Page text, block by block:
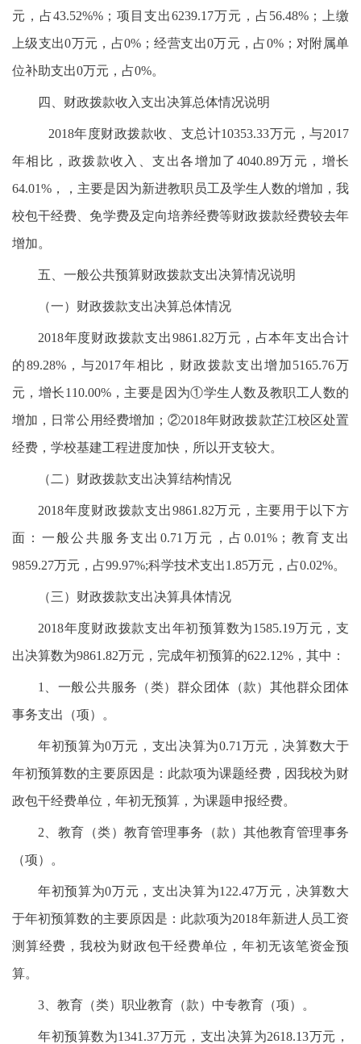
元，占43.52%%；项目支出6239.17万元，占56.48%；上缴
上级支出0万元，占0%；经营支出0万元，占0%；对附属单
位补助支出0万元，占0%。
四、财政拨款收入支出决算总体情况说明
2018年度财政拨款收、支总计10353.33万元，与2017
年相比，政拨款收入、支出各增加了4040.89万元，增长
64.01%，，主要是因为新进教职员工及学生人数的增加，我
校包干经费、免学费及定向培养经费等财政拨款经费较去年
增加。
五、一般公共预算财政拨款支出决算情况说明
（一）财政拨款支出决算总体情况
2018年度财政拨款支出9861.82万元，占本年支出合计
的89.28%，与2017年相比，财政拨款支出增加5165.76万
元，增长110.00%，主要是因为①学生人数及教职工人数的
增加，日常公用经费增加；②2018年财政拨款芷江校区处置
经费，学校基建工程进度加快，所以开支较大。
（二）财政拨款支出决算结构情况
2018年度财政拨款支出9861.82万元，主要用于以下方
面：一般公共服务支出0.71万元，占0.01%；教育支出
9859.27万元，占99.97%;科学技术支出1.85万元，占0.02%。
（三）财政拨款支出决算具体情况
2018年度财政拨款支出年初预算数为1585.19万元，支
出决算数为9861.82万元，完成年初预算的622.12%，其中：
1、一般公共服务（类）群众团体（款）其他群众团体
事务支出（项）。
年初预算为0万元，支出决算为0.71万元，决算数大于
年初预算数的主要原因是：此款项为课题经费，因我校为财
政包干经费单位，年初无预算，为课题申报经费。
2、教育（类）教育管理事务（款）其他教育管理事务
（项）。
年初预算为0万元，支出决算为122.47万元，决算数大
于年初预算数的主要原因是：此款项为2018年新进人员工资
测算经费，我校为财政包干经费单位，年初无该笔资金预
算。
3、教育（类）职业教育（款）中专教育（项）。
年初预算数为1341.37万元，支出决算为2618.13万元，